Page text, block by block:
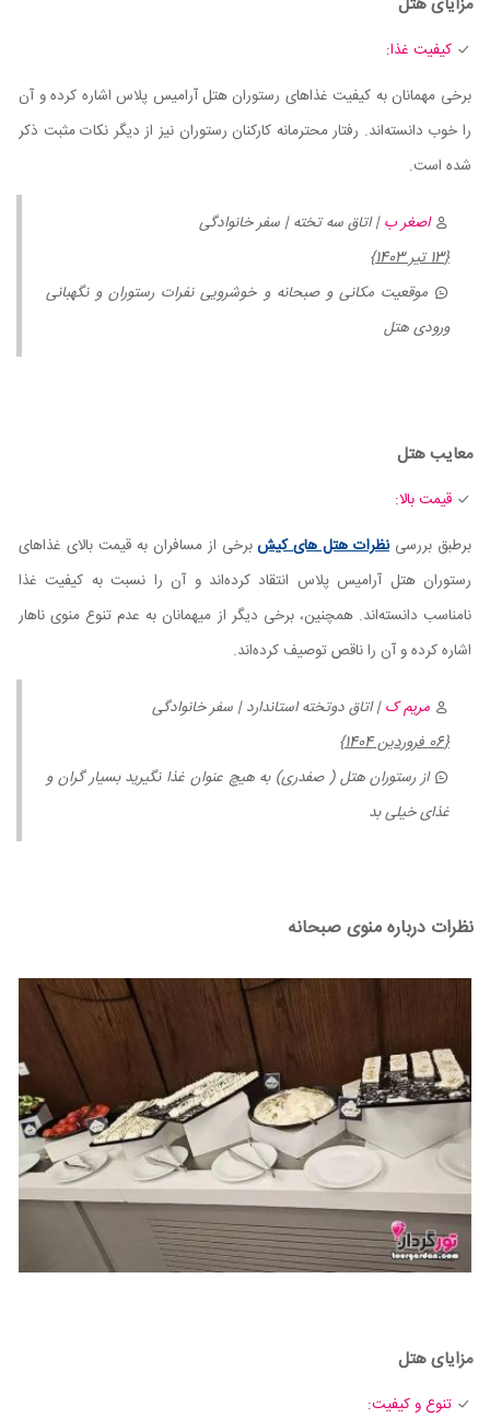
کیفیت غذا:
برخی مهمانان به کیفیت غذاهای رستوران هتل آرامیس پلاس اشاره کرده و آن
را خوب دانسته‌اند. رفتار محترمانه کارکنان رستوران نیز از دیگر نکات مثبت ذکر
شده است.
اصغر ب| اتاق سه تخته | سفر خانوادگی
{13 تیر 1403}
موقعیت مکانی و صبحانه و خوشرویی نفرات رستوران و نگهبانی
ورودی هتل
معایب هتل
قیمت بالا:
برطبق بررسینظرات هتل های کیشبرخی از مسافران به قیمت بالای غذاهای
رستوران هتل آرامیس پلاس انتقاد کرده‌اند و آن را نسبت به کیفیت غذا
نامناسب دانسته‌اند. همچنین، برخی دیگر از میهمانان به عدم تنوع منوی ناهار
اشاره کرده و آن را ناقص توصیف کرده‌اند.
مریم ک| اتاق دوتخته استاندارد | سفر خانوادگی
{06 فروردین 1404}
از رستوران هتل ( صفدری) به هیچ عنوان غذا نگیرید بسیار گران و
غذای خیلی بد
نظرات درباره منوی صبحانه
مزایای هتل
تنوع و کیفیت: